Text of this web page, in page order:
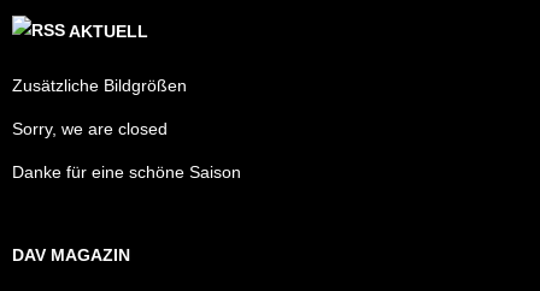
AKTUELL
Zusätzliche Bildgrößen
Sorry, we are closed
Danke für eine schöne Saison
DAV MAGAZIN